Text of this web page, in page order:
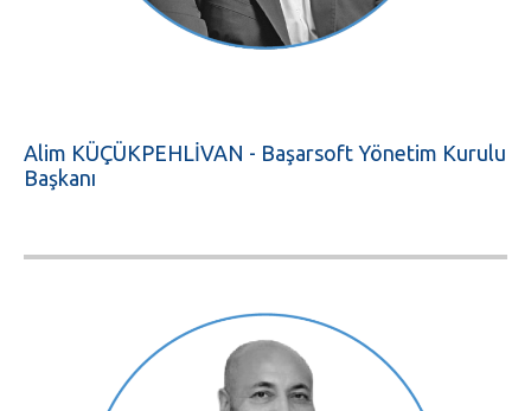
Alim KÜÇÜKPEHLİVAN - Başarsoft Yönetim Kurulu
Başkanı